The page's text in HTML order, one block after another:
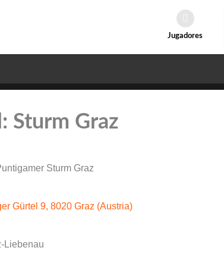
Jugadores
Sturm Graz
Sturm Graz
Gürtel 9, 8020 Graz (Austria)
Liebenau